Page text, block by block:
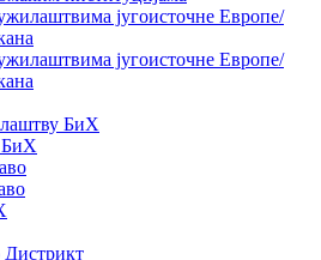
југоисточне Европе/
југоисточне Европе/
БиХ
БиХ
Дистрикт